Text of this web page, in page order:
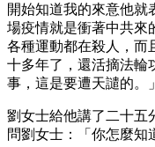
開始知道我的來意他就
場疫情就是衝著中共來
各種運動都在殺人，而
十多年了，還活摘法輪
事，這是要遭天譴的。」
劉女士給他講了二十五
問劉女士：「你怎麼知